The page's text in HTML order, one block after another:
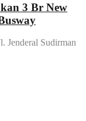
3 Br New
Jenderal Sudirman